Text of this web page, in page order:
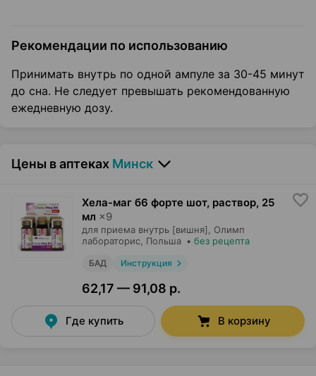
Рекомендации по использованию
Принимать внутрь по одной ампуле за 30-45 минут
до сна. Не следует превышать рекомендованную
ежедневную дозу.
Цены в аптеках Минск
Хела-маг б6 форте шот, раствор, 25
мл ×9
для приема внутрь [вишня], Олимп
лабораторис, Польша • без рецепта
БАД Инструкция
62,17 — 91,08 р.
Где купить В корзину